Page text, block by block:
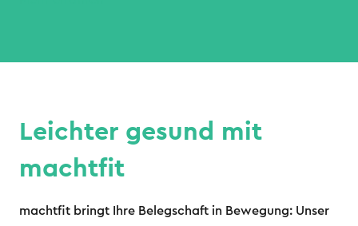
Leichter gesund mit
machtfit
machtfit bringt Ihre Belegschaft in Bewegung: Unser